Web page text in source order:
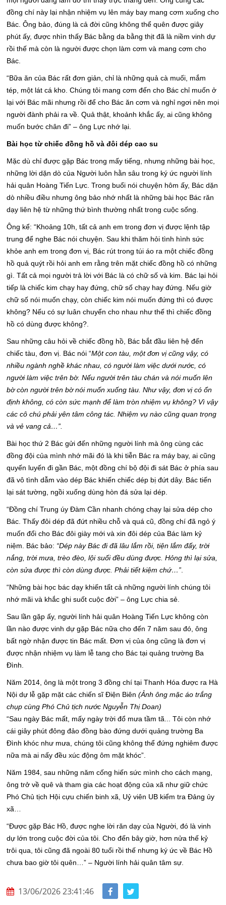
đồng chí này lại nhận nhiệm vụ lên máy bay mang cơm xuống cho
Bác. Ông bảo, đúng là cả đời cũng không thể quên được giây
phút ấy, được nhìn thấy Bác bằng da bằng thịt đã là niềm vinh dự
rồi thế mà còn là người được chọn làm cơm và mang cơm cho
Bác.
“Bữa ăn của Bác rất đơn giản, chỉ là những quả cà muối, mắm
tép, một lát cá kho. Chúng tôi mang cơm đến cho Bác chỉ muốn ở
lại với Bác mãi nhưng rồi để cho Bác ăn cơm và nghỉ ngơi nên mọi
người đành phải ra về. Quả thật, khoảnh khắc ấy, ai cũng không
muốn bước chân đi” – ông Lực nhớ lại.
Bài học từ chiếc đồng hồ và đôi dép cao su
Mặc dù chỉ được gặp Bác trong mấy tiếng, nhưng những bài học,
những lời dặn dò của Người luôn hằn sâu trong ký ức người lính
hải quân Hoàng Tiến Lực. Trong buổi nói chuyện hôm ấy, Bác dặn
dò nhiều điều nhưng ông bảo nhớ nhất là những bài học Bác răn
dạy liên hệ từ những thứ bình thường nhất trong cuộc sống.
Ông kể: “Khoảng 10h, tất cả anh em trong đơn vị được lệnh tập
trung để nghe Bác nói chuyện. Sau khi thăm hỏi tình hình sức
khỏe anh em trong đơn vị, Bác rút trong túi áo ra một chiếc đồng
hồ quả quýt rồi hỏi anh em rằng trên mặt chiếc đồng hồ có những
gì. Tất cả mọi người trả lời với Bác là có chữ số và kim. Bác lại hỏi
tiếp là chiếc kim chạy hay đứng, chữ số chạy hay đứng. Nếu giờ
chữ số nói muốn chạy, còn chiếc kim nói muốn đứng thì có được
không? Nếu có sự luân chuyển cho nhau như thế thì chiếc đồng
hồ có dùng được không?.
Sau những câu hỏi về chiếc đồng hồ, Bác bắt đầu liên hệ đến
chiếc tàu, đơn vị. Bác nói “Một con tàu, một đơn vị cũng vậy, có
nhiều ngành nghề khác nhau, có người làm việc dưới nước, có
người làm việc trên bờ. Nếu người trên tàu chán và nói muốn lên
bờ còn người trên bờ nói muốn xuống tàu. Như vậy, đơn vị có ổn
định không, có còn sức mạnh để làm tròn nhiệm vụ không? Vì vậy
các cô chú phải yên tâm công tác. Nhiệm vụ nào cũng quan trọng
và vẻ vang cả…”.
Bài học thứ 2 Bác gửi đến những người lính mà ông cùng các
đồng đội của mình nhớ mãi đó là khi tiễn Bác ra máy bay, ai cũng
quyến luyến đi gần Bác, một đồng chí bộ đội đi sát Bác ở phía sau
đã vô tình dẫm vào dép Bác khiến chiếc dép bị đứt dây. Bác tiến
lại sát tường, ngồi xuống dùng hòn đá sửa lại dép.
“Đồng chí Trung úy Đàm Cần nhanh chóng chạy lại sửa dép cho
Bác. Thấy đôi dép đã đứt nhiều chỗ và quá cũ, đồng chí đã ngỏ ý
muốn đổi cho Bác đôi giày mới và xin đôi dép của Bác làm kỷ
niệm. Bác bảo: “Dép này Bác đi đã lâu lắm rồi, tiện lắm đấy, trời
nắng, trời mưa, trèo đèo, lội suối đều dùng được. Hỏng thì lại sửa,
còn sửa được thì còn dùng được. Phải tiết kiệm chứ…”.
“Những bài học bác dạy khiến tất cả những người lính chúng tôi
nhớ mãi và khắc ghi suốt cuộc đời” – ông Lực chia sẻ.
Sau lần gặp ấy, người lính hải quân Hoàng Tiến Lực không còn
lần nào được vinh dự gặp Bác nữa cho đến 7 năm sau đó, ông
bất ngờ nhận được tin Bác mất. Đơn vị của ông cũng là đơn vị
được nhận nhiệm vụ làm lễ tang cho Bác tại quảng trường Ba
Đình.
Năm 2014, ông là một trong 3 đồng chí tại Thanh Hóa được ra Hà
Nội dự lễ gặp mặt các chiến sĩ Điện Biên(Ảnh ông mặc áo trắng
chụp cùng Phó Chủ tịch nước Nguyễn Thị Doan)
“Sau ngày Bác mất, mấy ngày trời đổ mưa tầm tã... Tôi còn nhớ
cái giây phút đông đảo đồng bào đứng dưới quảng trường Ba
Đình khóc như mưa, chúng tôi cũng không thể đứng nghiêm được
nữa mà ai nấy đều xúc động ôm mặt khóc”.
Năm 1984, sau những năm cống hiến sức mình cho cách mạng,
ông trở về quê và tham gia các hoạt động của xã như giữ chức
Phó Chủ tịch Hội cựu chiến binh xã, Uỷ viên UB kiểm tra Đảng ủy
xã…
“Được gặp Bác Hồ, được nghe lời răn dạy của Người, đó là vinh
dự lớn trong cuộc đời của tôi. Cho đến bây giờ, hơn nửa thế kỷ
trôi qua, tôi cũng đã ngoài 80 tuổi rồi thế nhưng ký ức về Bác Hồ
chưa bao giờ tôi quên…” – Người lính hải quân tâm sự.
13/06/2026 23:41:46